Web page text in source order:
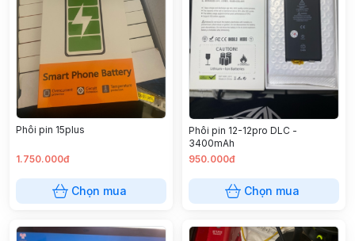
Phôi pin 15plus
1.750.000đ
Chọn mua
Phôi pin 12-12pro DLC -
3400mAh
950.000đ
Chọn mua